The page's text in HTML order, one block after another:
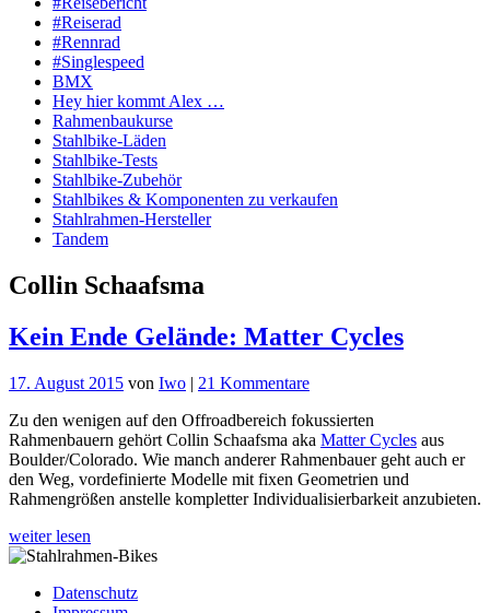
#Reiserad
#Rennrad
#Singlespeed
BMX
Hey hier kommt Alex …
Rahmenbaukurse
Stahlbike-Läden
Stahlbike-Tests
Stahlbike-Zubehör
Stahlbikes & Komponenten zu verkaufen
Stahlrahmen-Hersteller
Tandem
Collin Schaafsma
Kein Ende Gelände: Matter Cycles
17. August 2015 von Iwo | 21 Kommentarezu
Ende
Gelände:
Matter
Cycles
Zu den wenigen auf den Offroadbereich fokussierten
Rahmenbauern gehört Collin Schaafsma aka Matter Cycles aus
Boulder/Colorado. Wie manch anderer Rahmenbauer geht auch er
den Weg, vordefinierte Modelle mit fixen Geometrien und
Rahmengrößen anstelle kompletter Individualisierbarkeit anzubieten.
weiter lesen
Datenschutz